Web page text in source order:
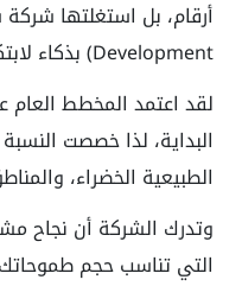
Development) بذكاء لابتكار مجتمع متكامل ينبض بالحياة.
لقد اعتمد المخطط
البداية، لذا خصصت
الطبيعية الخضراء،
وتدرك الشركة أن نجاح